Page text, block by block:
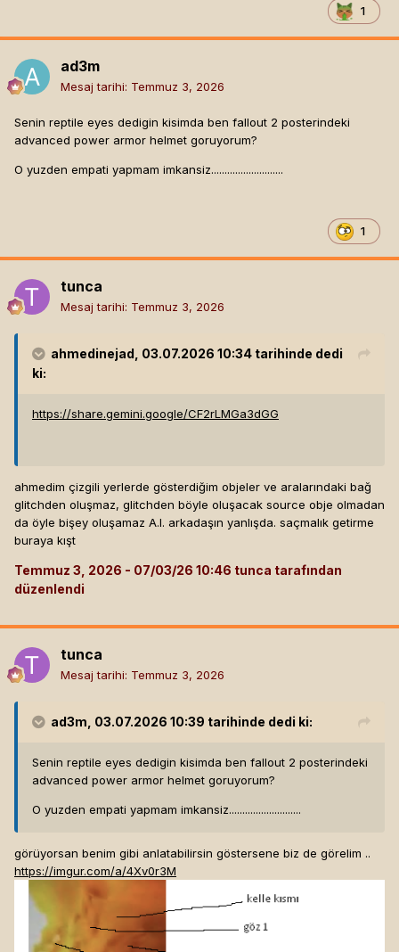
1
ad3m
Mesaj tarihi: Temmuz 3, 2026
Senin reptile eyes dedigin kisimda ben fallout 2 posterindeki
advanced power armor helmet goruyorum?
O yuzden empati yapmam imkansiz...........................
1
tunca
Mesaj tarihi: Temmuz 3, 2026
ahmedinejad , 03.07.2026 10:34 tarihinde dedi
ki:
https://share.gemini.google/CF2rLMGa3dGG
ahmedim çizgili yerlerde gösterdiğim objeler ve aralarındaki bağ
glitchden oluşmaz, glitchden böyle oluşacak source obje olmadan
da öyle bişey oluşamaz A.I. arkadaşın yanlışda. saçmalık getirme
buraya kışt
Temmuz 3, 2026
tunca tarafından
düzenlendi
tunca
Mesaj tarihi: Temmuz 3, 2026
ad3m , 03.07.2026 10:39 tarihinde dedi ki:
Senin reptile eyes dedigin kisimda ben fallout 2 posterindeki
advanced power armor helmet goruyorum?
O yuzden empati yapmam imkansiz...........................
görüyorsan benim gibi anlatabilirsin göstersene biz de görelim ..
https://imgur.com/a/4Xv0r3M